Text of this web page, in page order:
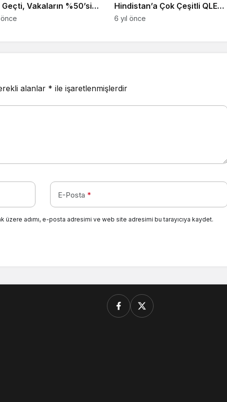
Geçti, Vakaların %50’si
Nüfus!
önce
Hindistan’a Çok Çeşitli QLED
ve LED Akıllı TV’lerle Girecek
6 yıl önce
alanlar * ile işaretlenmişlerdir
E-Posta *
üzere adımı, e-posta adresimi ve web site adresimi bu tarayıcıya kaydet.